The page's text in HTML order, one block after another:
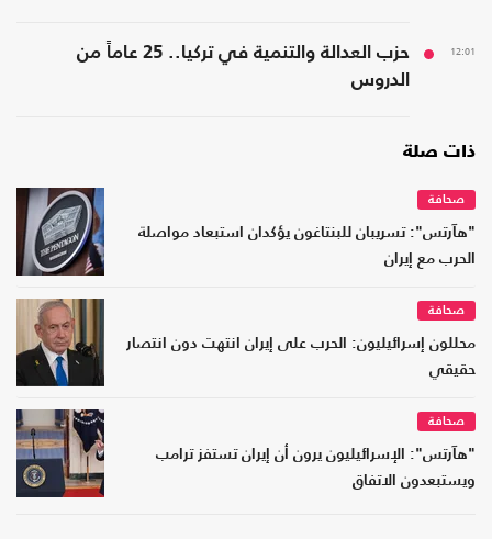
12:01
حزب العدالة والتنمية في تركيا.. 25 عاماً من
الدروس
ذات صلة
صحافة
"هآرتس": تسريبان للبنتاغون يؤكدان استبعاد مواصلة
الحرب مع إيران
صحافة
محللون إسرائيليون: الحرب على إيران انتهت دون انتصار
حقيقي
صحافة
"هآرتس": الإسرائيليون يرون أن إيران تستفز ترامب
ويستبعدون الاتفاق